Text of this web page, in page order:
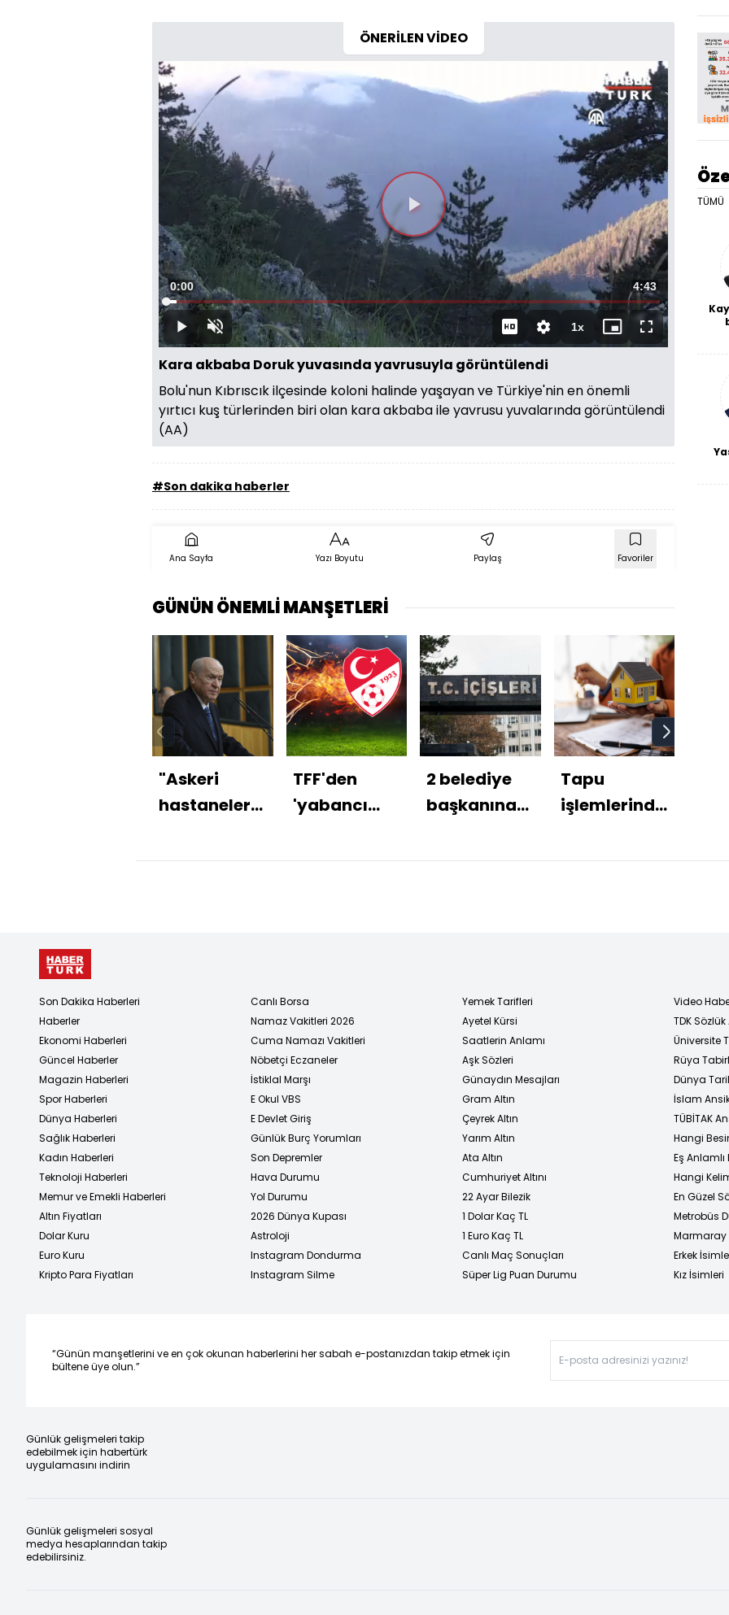
ÖNERİLEN VİDEO
Videoyu
Oynat
Oynat Sesi
Aç
Süre
0:00 Toplam
Süre
4:43
Yüklendi:
2.05%
1xOynatma
Hızı
Mini
oynatıcı
Tam
Ekran
Kara akbaba Doruk yuvasında yavrusuyla görüntülendi
Bolu'nun Kıbrıscık ilçesinde koloni halinde yaşayan ve Türkiye'nin en önemli
yırtıcı kuş türlerinden biri olan kara akbaba ile yavrusu yuvalarında görüntülendi
(AA)
#Son dakika haberler
Ana Sayfa Yazı Boyutu Paylaş Favoriler
GÜNÜN ÖNEMLİ MANŞETLERİ
"Askeri
hastaneler
açılmalı"
TFF'den
'yabancı
açıklaması!
2 belediye
başkanına
izni
Tapu
işlemlerinde
TÜMÜ
Son Dakika Haberleri
Haberler
Ekonomi Haberleri
Güncel Haberler
Magazin Haberleri
Spor Haberleri
Dünya Haberleri
Sağlık Haberleri
Kadın Haberleri
Teknoloji Haberleri
Memur ve Emekli Haberleri
Altın Fiyatları
Dolar Kuru
Euro Kuru
Kripto Para Fiyatları
Canlı Borsa
Namaz Vakitleri 2026
Cuma Namazı Vakitleri
Nöbetçi Eczaneler
İstiklal Marşı
E Okul VBS
E Devlet Giriş
Günlük Burç Yorumları
Son Depremler
Hava Durumu
Yol Durumu
2026 Dünya Kupası
Astroloji
Instagram Dondurma
Instagram Silme
Yemek Tarifleri
Ayetel Kürsi
Saatlerin Anlamı
Aşk Sözleri
Günaydın Mesajları
Gram Altın
Çeyrek Altın
Yarım Altın
Ata Altın
Cumhuriyet Altını
22 Ayar Bilezik
1 Dolar Kaç TL
1 Euro Kaç TL
Canlı Maç Sonuçları
Süper Lig Puan Durumu
Video
TDK
Üniversite
Rüya
Dünya
İslam
TÜBİTAK
Hangi
Eş
Hangi
En Güzel
Metrobüs
Marmaray
Erkek
Kız İsimleri
“Günün manşetlerini ve en çok okunan haberlerini her sabah e-postanızdan takip etmek için
bültene üye olun.”
Günlük gelişmeleri takip
edebilmek için habertürk
uygulamasını indirin
Günlük gelişmeleri sosyal
medya hesaplarından takip
edebilirsiniz.